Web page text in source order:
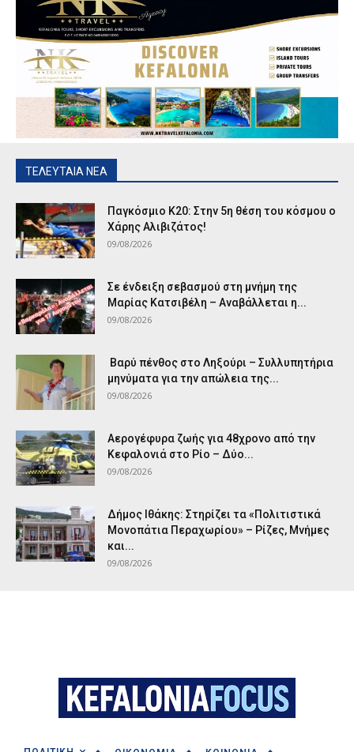
ΤΕΛΕΥΤΑΙΑ ΝΕΑ
Παγκόσμιο Κ20: Στην 5η θέση του κόσμου ο
Χάρης Αλιβιζάτος!
09/08/2026
Σε ένδειξη σεβασμού στη μνήμη της
Μαρίας Κατσιβέλη – Αναβάλλεται η...
09/08/2026
Βαρύ πένθος στο Ληξούρι – Συλλυπητήρια
μηνύματα για την απώλεια της...
09/08/2026
Αερογέφυρα ζωής για 48χρονο από την
Κεφαλονιά στο Ρίο – Δύο...
09/08/2026
Δήμος Ιθάκης: Στηρίζει τα «Πολιτιστικά
Μονοπάτια Περαχωρίου» – Ρίζες, Μνήμες
και...
09/08/2026